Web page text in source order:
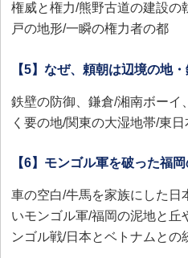
権威と権力/熊野古道の建設の
戸の地形/一瞬の権力者の都
【5】なぜ、頼朝は辺境の地
鉄壁の防御、鎌倉/湘南ボーイ
く要の地/関東の大湿地帯/東
【6】モンゴル軍を破った福
車の空白/牛馬を家族にした日
いモンゴル軍/福岡の泥地と丘
ンゴル戦/日本とベトナムとの